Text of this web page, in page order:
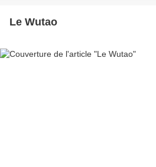
Le Wutao